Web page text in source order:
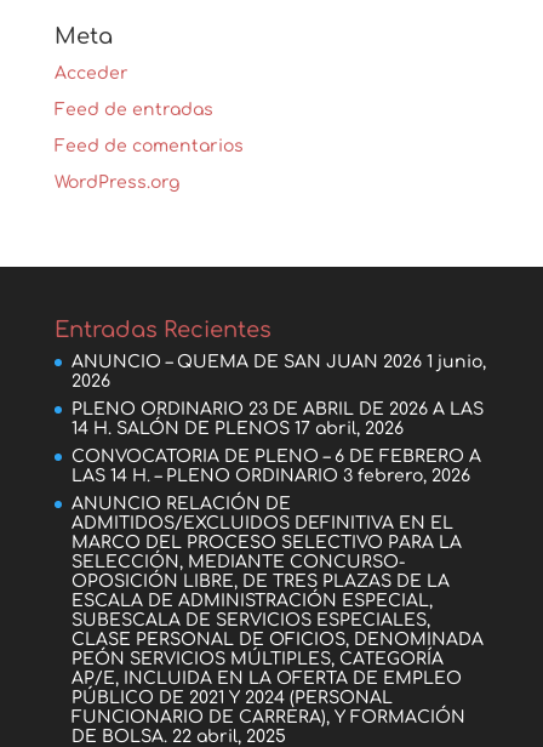
Meta
Acceder
Feed de entradas
Feed de comentarios
WordPress.org
Entradas Recientes
ANUNCIO – QUEMA DE SAN JUAN 2026 1 junio,
2026
PLENO ORDINARIO 23 DE ABRIL DE 2026 A LAS
14 H. SALÓN DE PLENOS 17 abril, 2026
CONVOCATORIA DE PLENO – 6 DE FEBRERO A
LAS 14 H. – PLENO ORDINARIO 3 febrero, 2026
ANUNCIO RELACIÓN DE
ADMITIDOS/EXCLUIDOS DEFINITIVA EN EL
MARCO DEL PROCESO SELECTIVO PARA LA
SELECCIÓN, MEDIANTE CONCURSO-
OPOSICIÓN LIBRE, DE TRES PLAZAS DE LA
ESCALA DE ADMINISTRACIÓN ESPECIAL,
SUBESCALA DE SERVICIOS ESPECIALES,
CLASE PERSONAL DE OFICIOS, DENOMINADA
PEÓN SERVICIOS MÚLTIPLES, CATEGORÍA
AP/E, INCLUIDA EN LA OFERTA DE EMPLEO
PÚBLICO DE 2021 Y 2024 (PERSONAL
FUNCIONARIO DE CARRERA), Y FORMACIÓN
DE BOLSA. 22 abril, 2025